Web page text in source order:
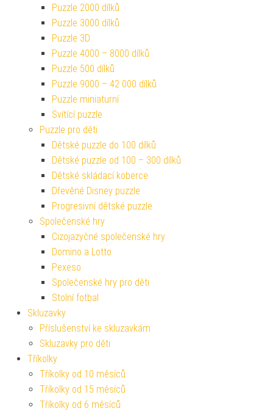
Puzzle 2000 dílků
Puzzle 3000 dílků
Puzzle 3D
Puzzle 4000 – 8000 dílků
Puzzle 500 dílků
Puzzle 9000 – 42 000 dílků
Puzzle miniaturní
Svítící puzzle
Puzzle pro děti
Dětské puzzle do 100 dílků
Dětské puzzle od 100 – 300 dílků
Dětské skládací koberce
Dřevěné Disney puzzle
Progresivní dětské puzzle
Společenské hry
Cizojazyčné společenské hry
Domino a Lotto
Pexeso
Společenské hry pro děti
Stolní fotbal
Skluzavky
Příslušenství ke skluzavkám
Skluzavky pro děti
Tříkolky
Tříkolky od 10 měsíců
Tříkolky od 15 měsíců
Tříkolky od 6 měsíců